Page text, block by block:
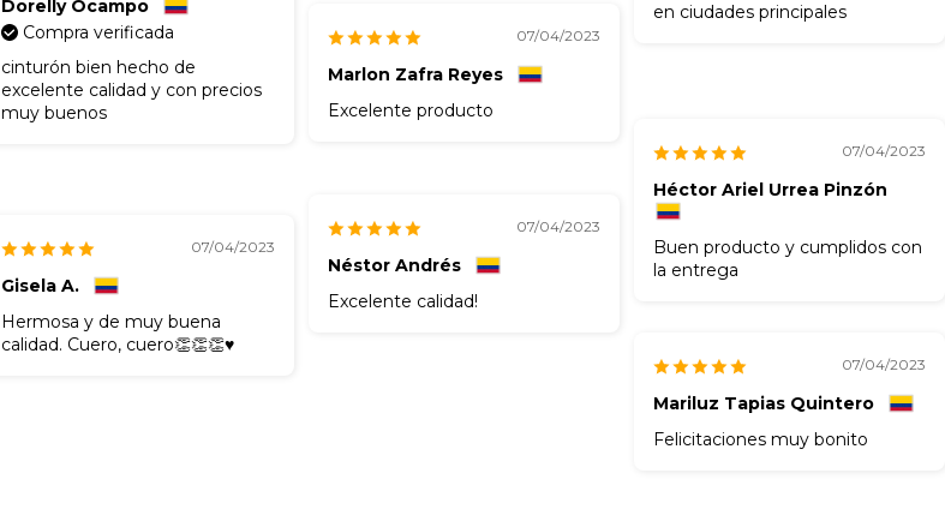
en ciudades principales
Dorelly Ocampo
Compra verificada
cinturón bien hecho de
excelente calidad y con precios
muy buenos
07/04/2023
Marlon Zafra Reyes
Excelente producto
07/04/2023
Héctor Ariel Urrea Pinzón
Buen producto y cumplidos con
la entrega
07/04/2023
Néstor Andrés
Excelente calidad!
07/04/2023
Gisela A.
Hermosa y de muy buena
calidad. Cuero, cuero👏👏👏♥️
07/04/2023
Mariluz Tapias Quintero
Felicitaciones muy bonito